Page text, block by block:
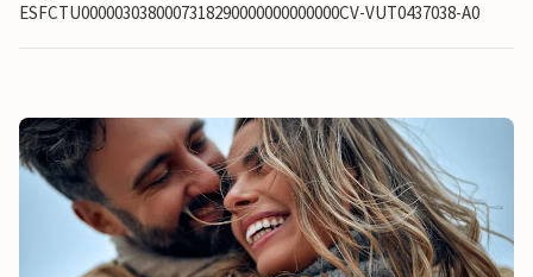
ESFCTU0000030380007318290000000000000CV-VUT0437038-A0